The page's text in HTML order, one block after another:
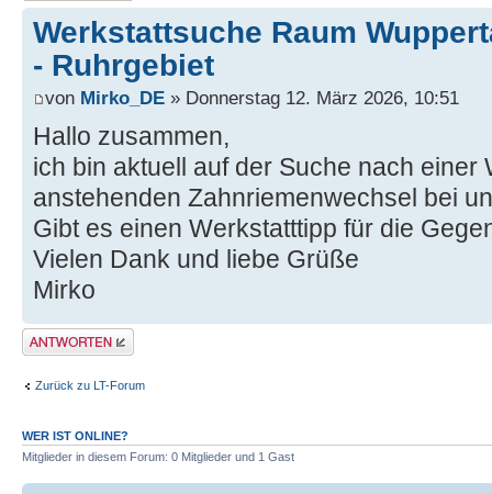
Werkstattsuche Raum
- Ruhrgebiet
von Mirko_DE » Donnerstag 12. März 2026, 10:51
Hallo zusammen,
ich bin aktuell auf der Suche nach einer
anstehenden Zahnriemenwechsel bei
Gibt es einen Werkstatttipp für die
Vielen Dank und liebe Grüße
Mirko
Antwort erstellen
Zurück zu LT-Forum
WER IST ONLINE?
Mitglieder in diesem Forum: 0 Mitglieder und 1 Gast